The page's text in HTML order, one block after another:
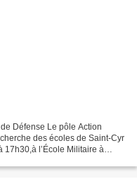
Défense Le pôle Action
des écoles de Saint-Cyr
l’École Militaire à